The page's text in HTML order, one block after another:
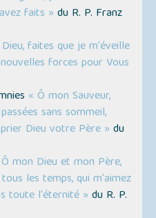
faits » du R. P. Franz
faites que je m'éveille
forces pour Vous
« Ô mon Sauveur,
sans sommeil,
Dieu votre Père » du
mon Dieu et mon Père,
les temps, qui m'aimez
toute l'éternité » du R. P.